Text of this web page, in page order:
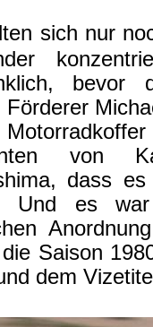
sich nur
bevor
Förderer
von
dass
Und es
Saison
dem